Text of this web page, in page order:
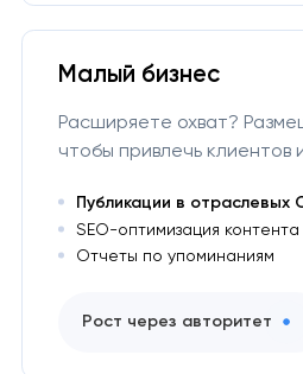
Малый бизнес
Расширяете охват?
чтобы привлечь клиентов
Публикации в отраслевых
SEO-оптимизация контента
Отчеты по упоминаниям
Рост через авторитет